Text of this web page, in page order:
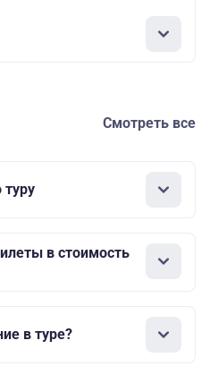
Смотреть все
в стоимость
в туре?